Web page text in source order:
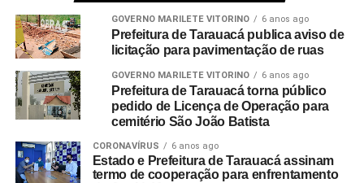
GOVERNO MARILETE VITORINO 6 anos ago
Prefeitura de Tarauacá publica aviso de
licitação para pavimentação de ruas
GOVERNO MARILETE VITORINO 6 anos ago
Prefeitura de Tarauacá torna público
pedido de Licença de Operação para
cemitério São João Batista
CORONAVÍRUS 6 anos ago
Estado e Prefeitura de Tarauacá assinam
termo de cooperação para enfrentamento